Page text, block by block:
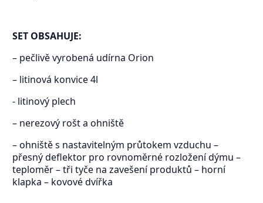
SET OBSAHUJE:
– pečlivě vyrobená udírna Orion
– litinová konvice 4l
- litinový plech
– nerezový rošt a ohniště
– ohniště s nastavitelným průtokem vzduchu –
přesný deflektor pro rovnoměrné rozložení dýmu –
teploměr – tři tyče na zavešení produktů – horní
klapka – kovové dvířka